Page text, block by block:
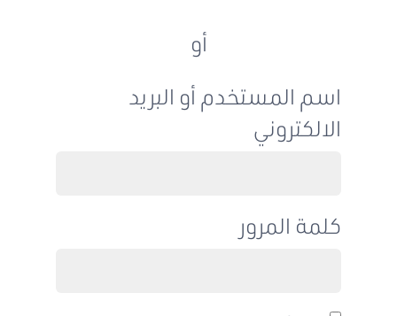
اسم المستخدم أو البريد
الالكتروني
كلمة المرور